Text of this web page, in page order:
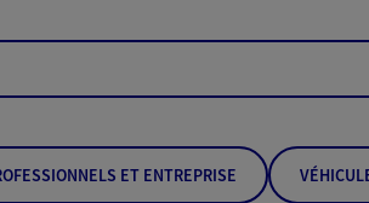
ET ENTREPRISE